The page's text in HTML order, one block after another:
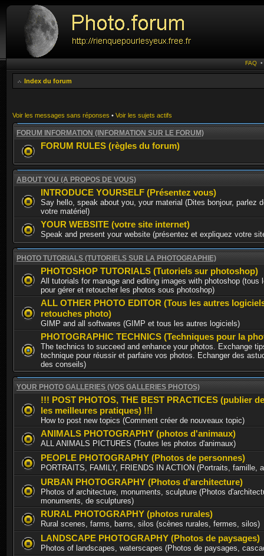
FAQ
Index du forum
Voir les messages sans réponses • Voir les sujets actifs
FORUM INFORMATION (INFORMATION SUR LE FORUM)
FORUM RULES (règles du forum)
ABOUT YOU (A PROPOS DE VOUS)
INTRODUCE YOURSELF (Présentez vous)
Say hello, speak about you, your material (Dites bonjour, parlez
votre matériel)
YOUR WEBSITE (votre site internet)
Speak and present your website (présentez et expliquez votre
PHOTO TUTORIALS (TUTORIELS SUR LA PHOTOGRAPHIE)
PHOTOSHOP TUTORIALS (Tutoriels sur photoshop)
All tutorials for manage and editing images with photoshop (tous
pour gérer et retoucher les photos sous photoshop)
ALL OTHER PHOTO EDITOR (Tous les autres
retouches photo)
GIMP and all softwares (GIMP et tous les autres logiciels)
PHOTOGRAPHIC TECHNICS (Techniques pour la
The technics to succeed and enhance your photos. Exchange
technique pour réussir et parfaire vos photos. Echanger des
des conseils)
YOUR PHOTO GALLERIES (VOS GALLERIES PHOTOS)
!!! POST PHOTOS, THE BEST PRACTICES (publier
les meilleures pratiques) !!!
How to post new topics (Comment créer de nouveaux topic)
ANIMALS PHOTOGRAPHY (photos d'animaux)
ALL ANIMALS PICTURES (Toutes les photos d'animaux)
PEOPLE PHOTOGRAPHY (Photos de personnes)
PORTRAITS, FAMILY, FRIENDS IN ACTION (Portraits, famille,
URBAN PHOTOGRAPHY (Photos d'architecture)
Photos of architecture, monuments, sculpture (Photos
monuments, de sculptures)
RURAL PHOTOGRAPHY (photos rurales)
Rural scenes, farms, barns, silos (scènes rurales, fermes, silos)
LANDSCAPE PHOTOGRAPHY (Photos de paysages)
Photos of landscapes, waterscapes (Photos de paysages,